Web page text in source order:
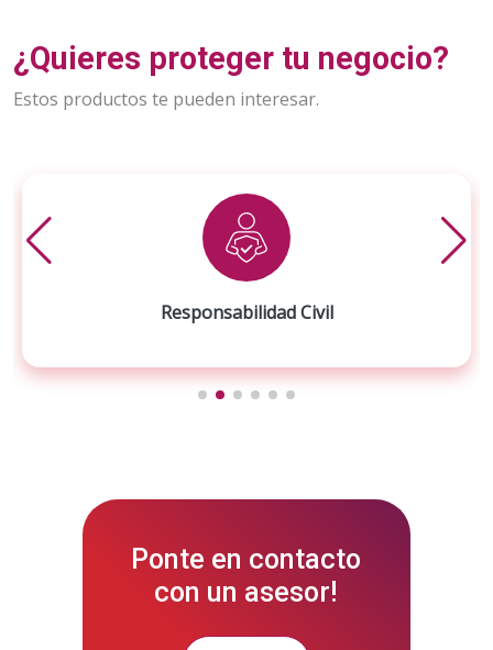
¿Quieres proteger tu negocio?
Estos productos te pueden interesar.
Responsabilidad Civil
Ponte en contacto
con un asesor!